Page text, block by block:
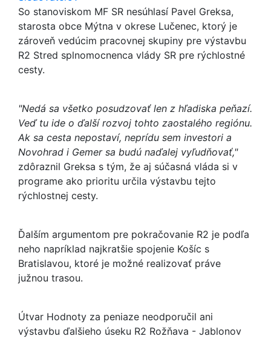
So stanoviskom MF SR nesúhlasí Pavel Greksa,
starosta obce Mýtna v okrese Lučenec, ktorý je
zároveň vedúcim pracovnej skupiny pre výstavbu
R2 Stred splnomocnenca vlády SR pre rýchlostné
cesty.
"Nedá sa všetko posudzovať len z hľadiska peňazí.
Veď tu ide o ďalší rozvoj tohto zaostalého regiónu.
Ak sa cesta nepostaví, neprídu sem investori a
Novohrad i Gemer sa budú naďalej vyľudňovať,"
zdôraznil Greksa s tým, že aj súčasná vláda si v
programe ako prioritu určila výstavbu tejto
rýchlostnej cesty.
Ďalším argumentom pre pokračovanie R2 je podľa
neho napríklad najkratšie spojenie Košíc s
Bratislavou, ktoré je možné realizovať práve
južnou trasou.
Útvar Hodnoty za peniaze neodporučil ani
výstavbu ďalšieho úseku R2 Rožňava - Jablonov